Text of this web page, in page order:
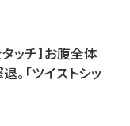
ッチ】お腹全体
。「ツイストシッ